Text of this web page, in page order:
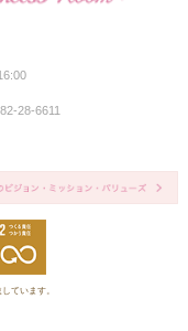
28-6611
ています。